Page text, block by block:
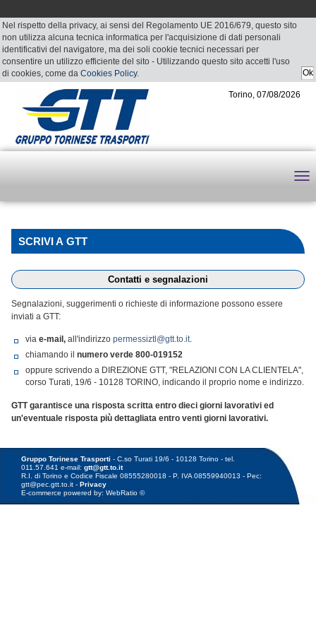
Nel rispetto della privacy, ai sensi del Regolamento UE 2016/679, questo sito
non utilizza alcuna tecnica informatica per l'acquisizione di dati personali
identificativi del navigatore, ma dei soli cookie tecnici necessari per
consentire un utilizzo efficiente del sito - Utilizzando questo sito accetti l'uso
di cookies, come da Cookies Policy.
Torino, 07/08/2026
SCRIVI A GTT
Contatti e segnalazioni
Segnalazioni, suggerimenti o richieste di informazione possono essere
inviati a GTT:
via e-mail, all'indirizzo permessiztl@gtt.to.it.
chiamando il numero verde 800-019152
oppure scrivendo a DIREZIONE GTT, "RELAZIONI CON LA CLIENTELA",
corso Turati, 19/6 - 10128 TORINO, indicando il proprio nome e indirizzo.
GTT garantisce una risposta scritta entro dieci giorni lavorativi ed
un'eventuale risposta più dettagliata entro venti giorni lavorativi.
Gruppo Torinese Trasporti - C.so Turati 19/6 - 10128 Torino - tel.
011.57.641 e-mail:gtt@gtt.to.it
R.I. di Torino e Codice Fiscale 08555280018 - P. IVA 08559940013 - Pec:
gtt@pec.gtt.to.it -Privacy
E-commerce powered by: WebRatio ©